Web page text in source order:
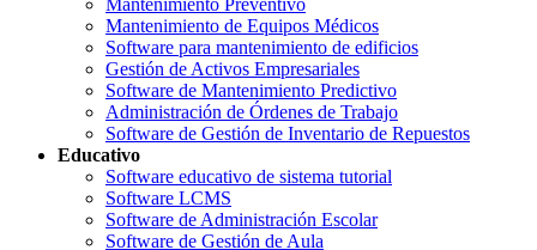
Mantenimiento de Equipos Médicos
Software para mantenimiento de edificios
Gestión de Activos Empresariales
Software de Mantenimiento Predictivo
Administración de Órdenes de Trabajo
Software de Gestión de Inventario de Repuestos
Educativo
Software educativo de sistema tutorial
Software LCMS
Software de Administración Escolar
Software de Gestión de Aula